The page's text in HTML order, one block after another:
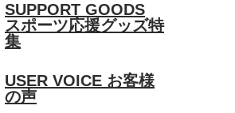
SUPPORT GOODS
スポーツ応援グッズ特
集
USER VOICE お客様
の声